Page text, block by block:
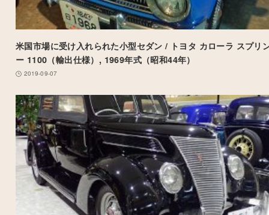
米国市場に受け入れられた小型セダン / トヨタ カローラ スプリ
ー 1100（輸出仕様）, 1969年式（昭和44年）
2019-09-07